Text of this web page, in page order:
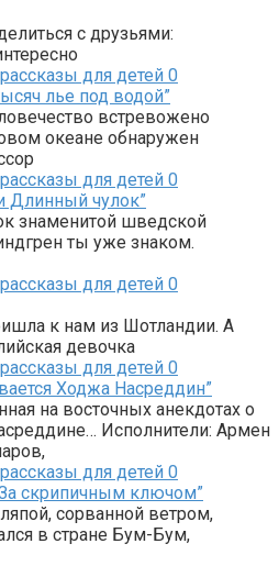
с друзьями:
для детей 0
лье под водой”
встревожено
океане обнаружен
для детей 0
Длинный чулок”
знаменитой шведской
ты уже знаком.
для детей 0
к нам из Шотландии. А
девочка
для детей 0
Ходжа Насреддин”
на восточных анекдотах о
Исполнители: Армен
для детей 0
скрипичным ключом”
сорванной ветром,
в стране Бум-Бум,